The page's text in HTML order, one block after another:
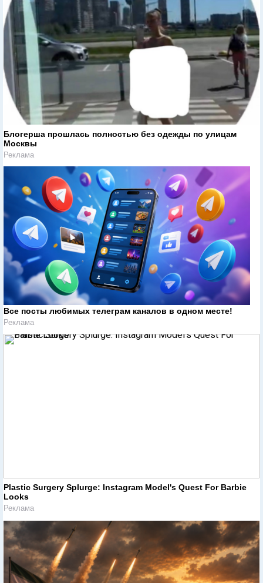
Блогерша прошлась полностью без одежды по улицам
Москвы
Реклама
Все посты любимых телеграм каналов в одном месте!
Реклама
Plastic Surgery Splurge: Instagram Model's Quest For Barbie
Looks
Реклама